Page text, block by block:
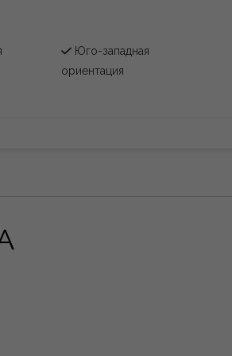
Юго-западная
ориентация